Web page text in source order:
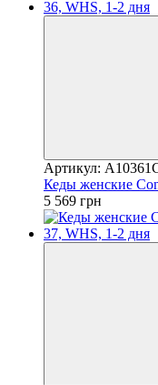
Артикул:
Кеды женские
5 569 грн